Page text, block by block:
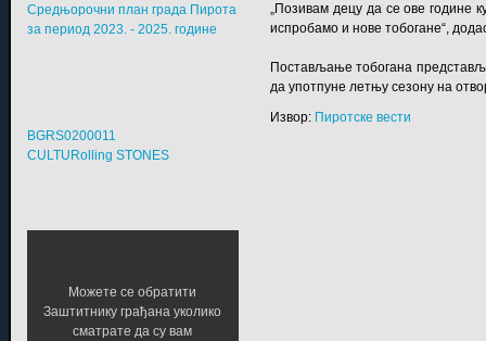
„Позивам децу да се ове године
испробамо и нове тобогане“,
Постављање тобогана
да употпуне летњу сезону на
Извор: Пиротске вести
Средњорочни план града Пирота
за период 2023. - 2025. године
BGRS0200011
CULTURolling STONES
Можете се обратити
Заштитнику грађана уколико
сматрате да су вам